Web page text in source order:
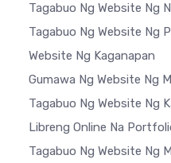
Tagabuo Ng Website Ng
Tagabuo Ng Website Ng
Website Ng Kaganapan
Gumawa Ng Website Ng
Tagabuo Ng Website Ng
Libreng Online Na
Tagabuo Ng Website Ng